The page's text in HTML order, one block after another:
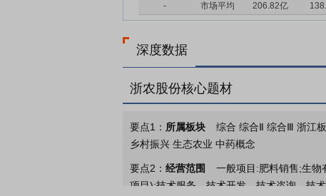
-
市场平均 206.82亿
深度数据
浙农股份核心题材
要点1： 所属板块
综合 综合Ⅱ 综合Ⅲ 浙江
乡村振兴 生态农业 中药概念
要点2： 经营范围
一般项目:肥料销售;生物
项目);技术服务、技术开发、技术咨询、技